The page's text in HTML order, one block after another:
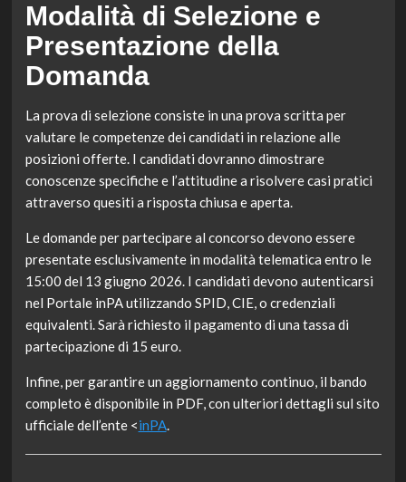
Modalità di Selezione e
Presentazione della
Domanda
La prova di selezione consiste in una prova scritta per
valutare le competenze dei candidati in relazione alle
posizioni offerte. I candidati dovranno dimostrare
conoscenze specifiche e l’attitudine a risolvere casi pratici
attraverso quesiti a risposta chiusa e aperta.
Le domande per partecipare al concorso devono essere
presentate esclusivamente in modalità telematica entro le
15:00 del 13 giugno 2026. I candidati devono autenticarsi
nel Portale inPA utilizzando SPID, CIE, o credenziali
equivalenti. Sarà richiesto il pagamento di una tassa di
partecipazione di 15 euro.
Infine, per garantire un aggiornamento continuo, il bando
completo è disponibile in PDF, con ulteriori dettagli sul sito
ufficiale dell’ente <inPA.